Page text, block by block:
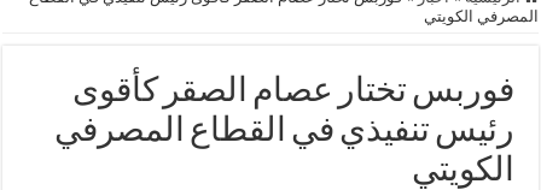
المصرفي الكويتي
فوربس تختار عصام الصقر كأقوى
رئيس تنفيذي في القطاع المصرفي
الكويتي